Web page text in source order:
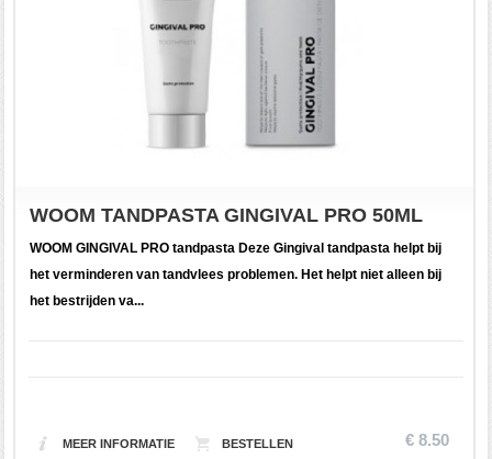
WOOM TANDPASTA GINGIVAL PRO 50ML
€ 8.50
WOOM GINGIVAL PRO tandpasta Deze Gingival tandpasta helpt bij
het verminderen van tandvlees problemen. Het helpt niet alleen bij
het bestrijden va...
MEER INFORMATIE